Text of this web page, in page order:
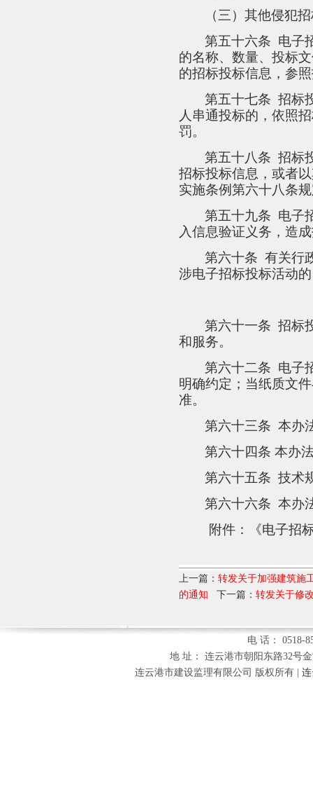
（三）其他侵犯
第五十六条 电子
的名称、数量、投标
的招标投标信息，参
第五十七条 招标
人串通投标的，依照
罚。
第五十八条 招标
招标投标信息，或者
实施条例第六十八条
第五十九条 电子
入信息验证义务，造
第六十条 有关行
涉电子招标投标活动
第六十一条 招标
和服务。
第六十二条 电子
明确约定；当纸质文
准。
第六十三条 本办
第六十四条 本办
第六十五条 技术
第六十六条 本办
附件：《电子招
上一篇： 转发关于加强建筑施
的通知 下一篇： 转发关于修
电 话： 0518-
地 址： 连云港市朝阳东路32号
连云港市建设监理有限公司 版权所有 |